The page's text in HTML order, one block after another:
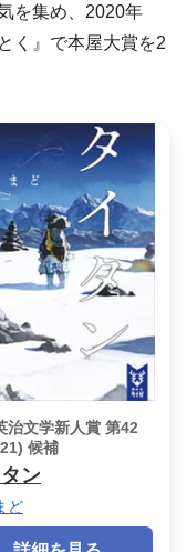
を集め、2020年
く』で本屋大賞を2
治文学新人賞 第42
候補
ン
ど